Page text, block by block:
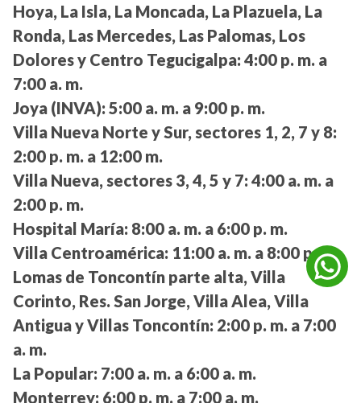
Hoya, La Isla, La Moncada, La Plazuela, La
Ronda, Las Mercedes, Las Palomas, Los
Dolores y Centro Tegucigalpa: 4:00 p. m. a
7:00 a. m.
Joya (INVA): 5:00 a. m. a 9:00 p. m.
Villa Nueva Norte y Sur, sectores 1, 2, 7 y 8:
2:00 p. m. a 12:00 m.
Villa Nueva, sectores 3, 4, 5 y 7: 4:00 a. m. a
2:00 p. m.
Hospital María: 8:00 a. m. a 6:00 p. m.
Villa Centroamérica: 11:00 a. m. a 8:00 p. m.
Lomas de Toncontín parte alta, Villa
Corinto, Res. San Jorge, Villa Alea, Villa
Antigua y Villas Toncontín: 2:00 p. m. a 7:00
a. m.
La Popular: 7:00 a. m. a 6:00 a. m.
Monterrey: 6:00 p. m. a 7:00 a. m.